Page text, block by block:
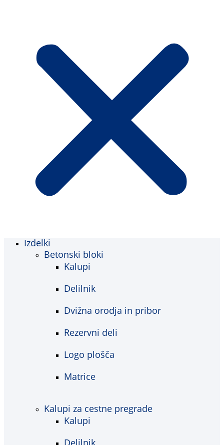
Izdelki
Betonski bloki
Kalupi
Delilnik
Dvižna orodja in pribor
Rezervni deli
Logo plošča
Matrice
Kalupi za cestne pregrade
Kalupi
Delilnik